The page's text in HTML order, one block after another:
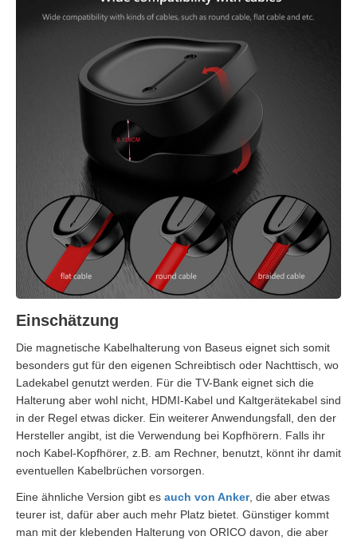
Einschätzung
Die magnetische Kabelhalterung von Baseus eignet sich somit
besonders gut für den eigenen Schreibtisch oder Nachttisch, wo
Ladekabel genutzt werden. Für die TV-Bank eignet sich die
Halterung aber wohl nicht, HDMI-Kabel und Kaltgerätekabel sind
in der Regel etwas dicker. Ein weiterer Anwendungsfall, den der
Hersteller angibt, ist die Verwendung bei Kopfhörern. Falls ihr
noch Kabel-Kopfhörer, z.B. am Rechner, benutzt, könnt ihr damit
eventuellen Kabelbrüchen vorsorgen.
Eine ähnliche Version gibt es auch von Anker, die aber etwas
teurer ist, dafür aber auch mehr Platz bietet. Günstiger kommt
man mit der klebenden Halterung von ORICO davon, die aber